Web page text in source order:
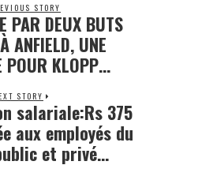
STORY
Previous
post:
PAR DEUX BUTS
ANFIELD, UNE
POUR KLOPP…
STORY
Next
salariale:Rs 375
aux employés du
et privé…